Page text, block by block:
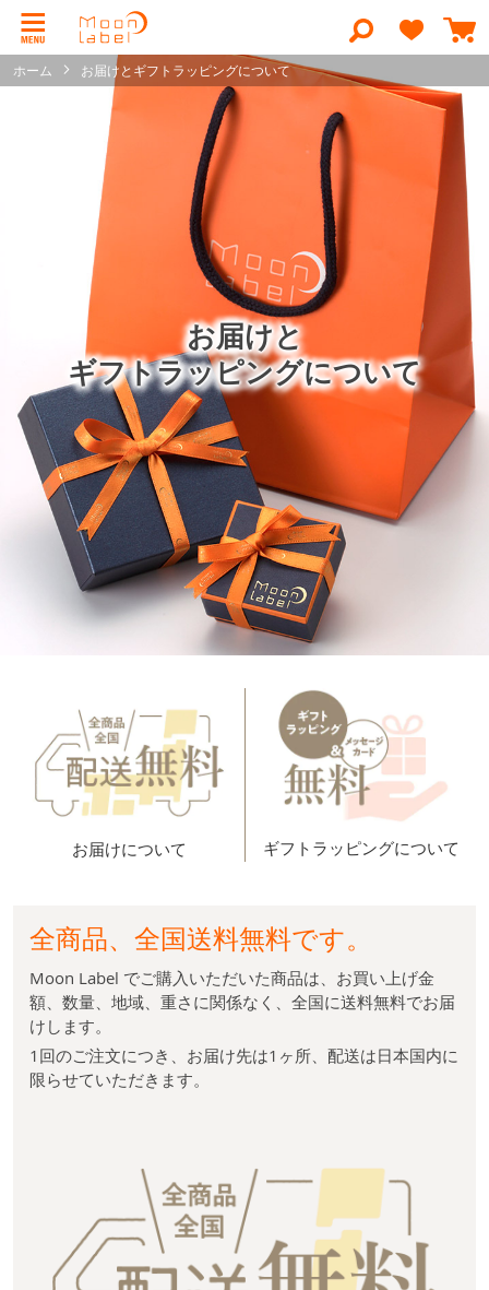
ン
テ
ツ
検
索
ホーム お届けとギフトラッピングについて
お届けと
ギフトラッピングについて
お届けについて ギフトラッピングについて
全商品、全国送料無料です。
Moon Label でご購入いただいた商品は、お買い上げ金
額、数量、地域、重さに関係なく、全国に送料無料でお届
けします。
1回のご注文につき、お届け先は1ヶ所、配送は日本国内に
限らせていただきます。